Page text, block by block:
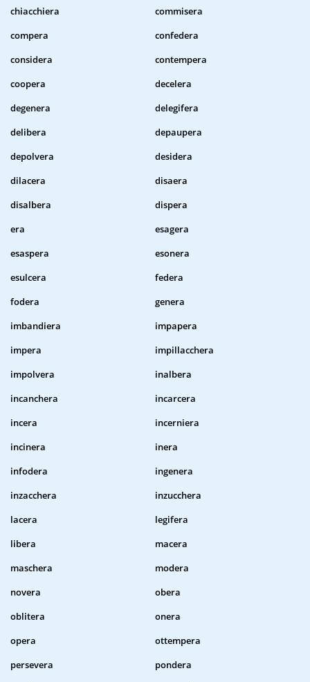
chiacchiera
commisera
compera
confedera
considera
contempera
coopera
decelera
degenera
delegifera
delibera
depaupera
depolvera
desidera
dilacera
disaera
disalbera
dispera
era
esagera
esaspera
esonera
esulcera
federa
fodera
genera
imbandiera
impapera
impera
impillacchera
impolvera
inalbera
incanchera
incarcera
incera
incerniera
incinera
inera
infodera
ingenera
inzacchera
inzucchera
lacera
legifera
libera
macera
maschera
modera
novera
obera
oblitera
onera
opera
ottempera
persevera
pondera